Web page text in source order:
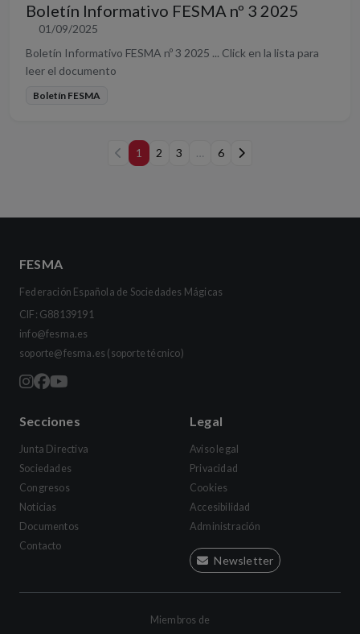
Boletín Informativo FESMA nº 3 2025
01/09/2025
Boletín Informativo FESMA nº 3 2025 ... Click en la lista para
leer el documento
Boletín FESMA
1 2 3 … 6
FESMA
Federación Española de Sociedades Mágicas
CIF: G88139191
info@fesma.es
soporte@fesma.es (soporte técnico)
Secciones
Junta Directiva
Sociedades
Congresos
Noticias
Documentos
Contacto
Legal
Aviso legal
Privacidad
Cookies
Accesibilidad
Administración
Newsletter
Miembros de